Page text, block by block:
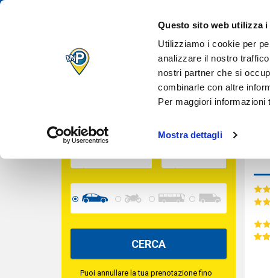
Questo sito web utilizza i
Utilizziamo i cookie per
analizzare il nostro
nostri partner che si
combinarle con altre
Per maggiori
Mostra dettagli
IL TUO
QUANDO VUOI
Inserisci le date per calcolare il prezzo
USCITA
CERCA
Puoi annullare la tua prenotazione fino